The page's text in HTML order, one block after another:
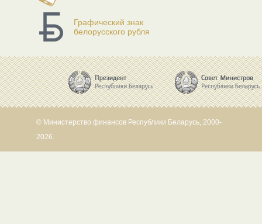
Графический знак
белорусского рубля
© Министерство финансов Республики Беларусь, 2000-
2026.